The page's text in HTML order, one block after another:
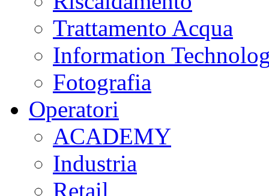
Trattamento Acqua
Information
Fotografia
Operatori
ACADEMY
Industria
Retail